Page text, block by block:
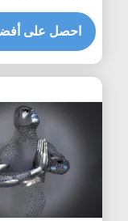
مرآة مصقولة
احصل على